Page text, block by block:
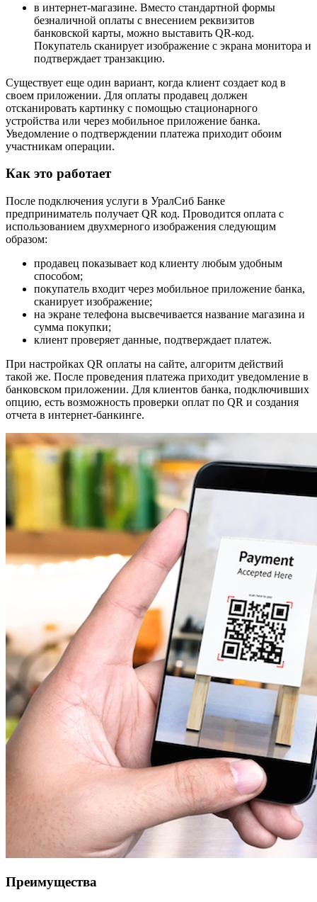
в интернет-магазине. Вместо стандартной формы
безналичной оплаты с внесением реквизитов
банковской карты, можно выставить QR-код.
Покупатель сканирует изображение с экрана монитора и
подтверждает транзакцию.
Существует еще один вариант, когда клиент создает код в
своем приложении. Для оплаты продавец должен
отсканировать картинку с помощью стационарного
устройства или через мобильное приложение банка.
Уведомление о подтверждении платежа приходит обоим
участникам операции.
Как это работает
После подключения услуги в УралСиб Банке
предприниматель получает QR код. Проводится оплата с
использованием двухмерного изображения следующим
образом:
продавец показывает код клиенту любым удобным
способом;
покупатель входит через мобильное приложение банка,
сканирует изображение;
на экране телефона высвечивается название магазина и
сумма покупки;
клиент проверяет данные, подтверждает платеж.
При настройках QR оплаты на сайте, алгоритм действий
такой же. После проведения платежа приходит уведомление в
банковском приложении. Для клиентов банка, подключивших
опцию, есть возможность проверки оплат по QR и создания
отчета в интернет-банкинге.
Преимущества